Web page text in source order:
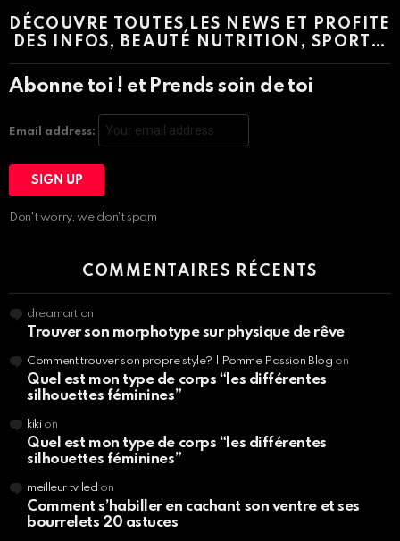
DÉCOUVRE TOUTES LES NEWS ET PROFITE
DES INFOS, BEAUTÉ NUTRITION, SPORT…
Abonne toi ! et Prends soin de toi
Email address:
Don't worry, we don't spam
COMMENTAIRES RÉCENTS
dreamart on
Trouver son morphotype sur physique de rêve
Comment trouver son propre style? | Pomme Passion Blog on
Quel est mon type de corps “les différentes
silhouettes féminines”
kikion
Quel est mon type de corps “les différentes
silhouettes féminines”
meilleur tv led on
Comment s’habiller en cachant son ventre et ses
bourrelets 20 astuces